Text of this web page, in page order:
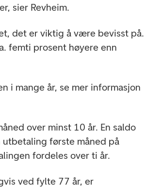
sier Revheim.
det er viktig å være bevisst på.
femti prosent høyere enn
i mange år, se mer informasjon
over minst 10 år. En saldo
første måned på
fordeles over ti år.
ved fylte 77 år, er